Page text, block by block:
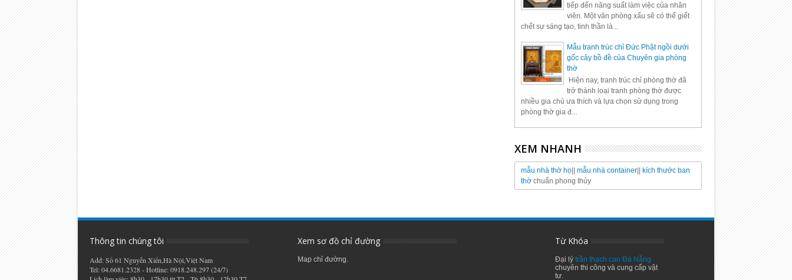
tiếp đến năng suất làm việc của nhân
viên. Một văn phòng xấu sẽ có thể giết
chết sự sáng tạo, tinh thần là...
Mẫu tranh trúc chỉ Đức Phật ngồi dưới
gốc cây bồ đề của Chuyên gia phòng
thờ
Hiện nay, tranh trúc chỉ phòng thờ đã
trở thành loại tranh phòng thờ được
nhiều gia chủ ưa thích và lựa chọn sử dụng trong
phòng thờ gia đ...
XEM NHANH
mẫu nhà thờ họ|| mẫu nhà container|| kích thước ban
thờchuẩn phong thủy
Thông tin chúng tôi
Add: Số 61 Nguyễn Xiển,Hà Nội,Việt Nam
Tel: 04.6681.2328 - Hotline: 0918.248.297 (24/7)
Xem sơ đồ chỉ đường
Map chỉ đường.
Từ Khóa
Đại lý trần thạch cao Đà Nẵng
chuyên thi công và cung cấp vật
tư.